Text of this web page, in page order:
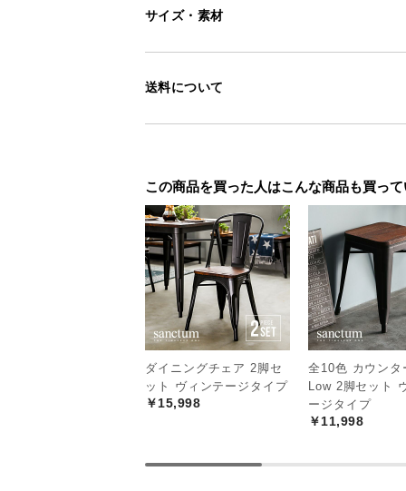
サイズ・素材
送料について
この商品を買った人はこんな商品も買っ
ダイニングチェア 2脚セ
ット ヴィンテージタイプ
￥15,998
全10色 カウンタ
Low 2脚セット
ージタイプ
￥11,998